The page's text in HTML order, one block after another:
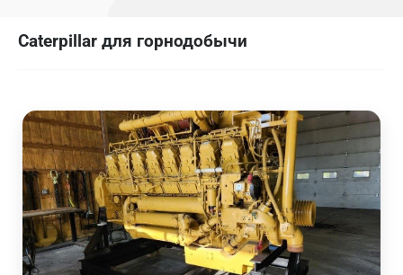
CAT
техники
генераторных
установок
Caterpillar для горнодобычи